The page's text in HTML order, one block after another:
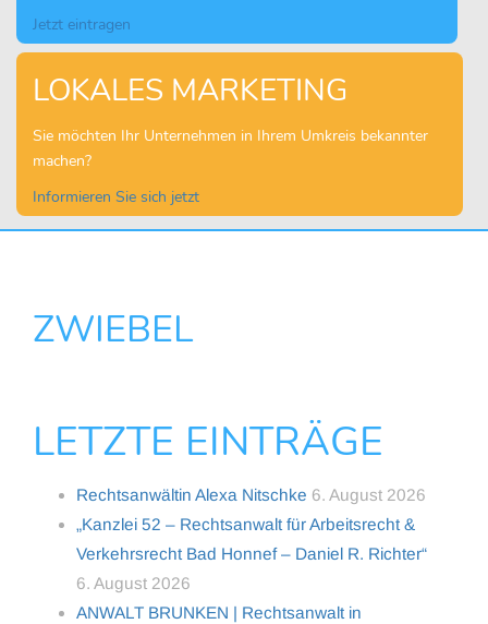
Jetzt eintragen
LOKALES MARKETING
Sie möchten Ihr Unternehmen in Ihrem Umkreis bekannter
machen?
Informieren Sie sich jetzt
ZWIEBEL
LETZTE EINTRÄGE
Rechtsanwältin Alexa Nitschke 6. August 2026
„Kanzlei 52 – Rechtsanwalt für Arbeitsrecht &
Verkehrsrecht Bad Honnef – Daniel R. Richter“
6. August 2026
ANWALT BRUNKEN | Rechtsanwalt in